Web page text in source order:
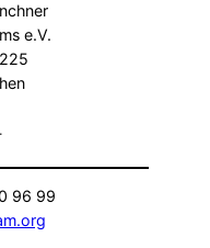
e.V.
96 99